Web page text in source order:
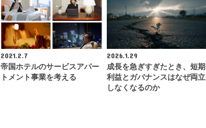
2021.2.7
帝国ホテルのサービスアパー
トメント事業を考える
2026.1.29
成長を急ぎすぎたとき、短期
利益とガバナンスはなぜ両立
しなくなるのか